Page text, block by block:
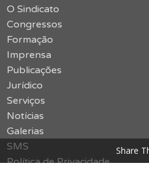
O Sindicato
Congressos
Formação
Imprensa
Publicações
Jurídico
Serviços
Notícias
Galerias
SMS
Política de Privacidade
Share